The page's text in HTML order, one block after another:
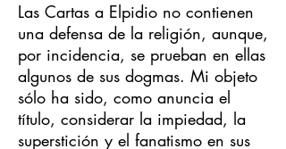
Las Cartas a Elpidio no contienen
una defensa de la religión, aunque,
por incidencia, se prueban en ellas
algunos de sus dogmas. Mi objeto
sólo ha sido, como anuncia el
título, considerar la impiedad, la
superstición y el fanatismo en sus